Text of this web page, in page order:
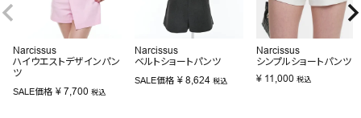
Narcissus
ハイウエストデザインパン
ツ
SALE価格 ¥ 7,700 税込
Narcissus
ベルトショートパンツ
SALE価格 ¥ 8,624 税込
Narcissus
シンプルショートパンツ
¥ 11,000 税込